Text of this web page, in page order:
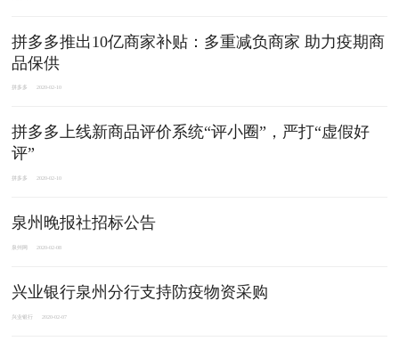
拼多多推出10亿商家补贴：多重减负商家 助力疫期商
品保供
拼多多 2020-02-10
拼多多上线新商品评价系统“评小圈”，严打“虚假好
评”
拼多多 2020-02-10
泉州晚报社招标公告
泉州网 2020-02-08
兴业银行泉州分行支持防疫物资采购
兴业银行 2020-02-07